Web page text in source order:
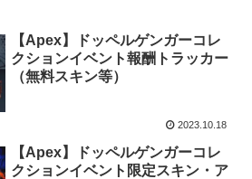
【Apex】ドッペルゲンガーコレ
クションイベント報酬トラッカー
（無料スキン等）
2023.10.18
【Apex】ドッペルゲンガーコレ
クションイベント限定スキン・ア